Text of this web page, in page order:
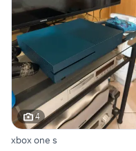
4
xbox one s